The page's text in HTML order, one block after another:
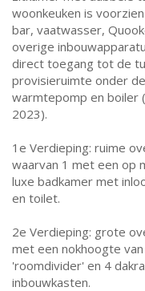
woonkeuken is
bar, vaatwasser,
overige
direct toegang tot de
provisieruimte onder
warmtepomp en boiler
2023).
1e Verdieping: ruime
waarvan 1 met een op
luxe badkamer met
en toilet.
2e Verdieping: grote
met een nokhoogte
'roomdivider' en 4
inbouwkasten.